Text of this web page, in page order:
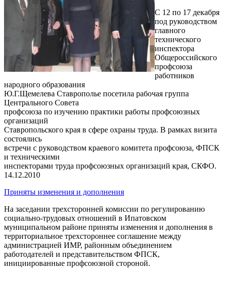
С 12 по 17 декабря
под руководством
главного
технического
инспектора
Общероссийского
профсоюза
работников
народного образования
Ю.Г.Щемелева Ставрополье посетила рабочая группа
Центрального Совета
профсоюза по изучению практики работы профсоюзных
организаций
Ставропольского края в сфере охраны труда. В рамках визита
состоялись
встречи с руководством краевого комитета профсоюза, ФПСК
и техническими
инспекторами труда профсоюзных организаций края, СКФО.
14.12.2010
Приняты изменения и дополнения
На заседании трехсторонней комиссии по регулированию
социально-трудовых отношений в Ипатовском
муниципальном районе приняты изменения и дополнения в
территориальное трехстороннее соглашение между
администрацией ИМР, районным объединением
работодателей и представительством ФПСК,
инициированные профсоюзной стороной.